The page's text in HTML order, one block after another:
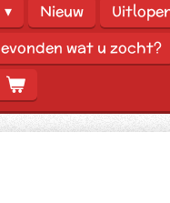
Nieuw
wat u zocht?